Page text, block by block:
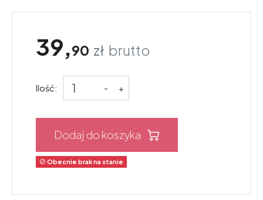
39,90 zł brutto
Ilość: - +
Dodaj do koszyka
 Obecnie brak na stanie